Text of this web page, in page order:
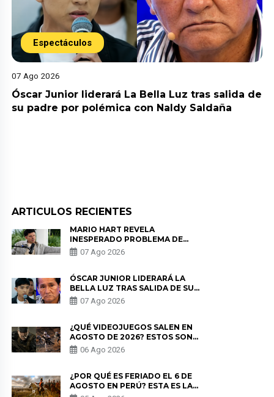
Espectáculos
07 Ago 2026
Óscar Junior liderará La Bella Luz tras salida de
su padre por polémica con Naldy Saldaña
ARTICULOS RECIENTES
MARIO HART REVELA
INESPERADO PROBLEMA DE
SALUD ANTES DE SEPARARSE DE
KORINA: “ME ENCONTRARON UN
07 Ago 2026
ÓSCAR JUNIOR LIDERARÁ LA
BELLA LUZ TRAS SALIDA DE SU
PADRE POR POLÉMICA CON
NALDY SALDAÑA
07 Ago 2026
¿QUÉ VIDEOJUEGOS SALEN EN
AGOSTO DE 2026? ESTOS SON
LOS ESTRENOS MÁS ESPERADOS
06 Ago 2026
¿POR QUÉ ES FERIADO EL 6 DE
AGOSTO EN PERÚ? ESTA ES LA